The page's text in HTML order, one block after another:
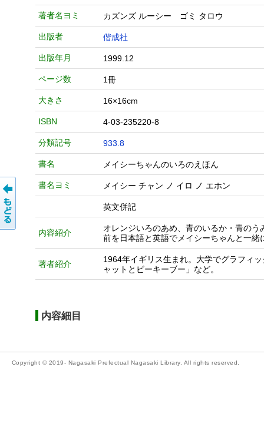
著者名ヨミ カズンズ ルーシー ゴミ タロウ
出版者 偕成社
出版年月 1999.12
ページ数 1冊
大きさ 16×16cm
ISBN 4-03-235220-8
分類記号 933.8
書名 メイシーちゃんのいろのえほん
書名ヨミ メイシー チャン ノ イロ ノ エホン
英文併記
内容紹介
オレンジいろのあめ、青のいるか・青の
前を日本語と英語でメイシーちゃんと一緒
著者紹介
1964年イギリス生まれ。大学でグラフィ
ャットとビーキーブー」など。
内容細目
Copyright © 2019- Nagasaki Prefectual Nagasaki Library. All rights reserved.